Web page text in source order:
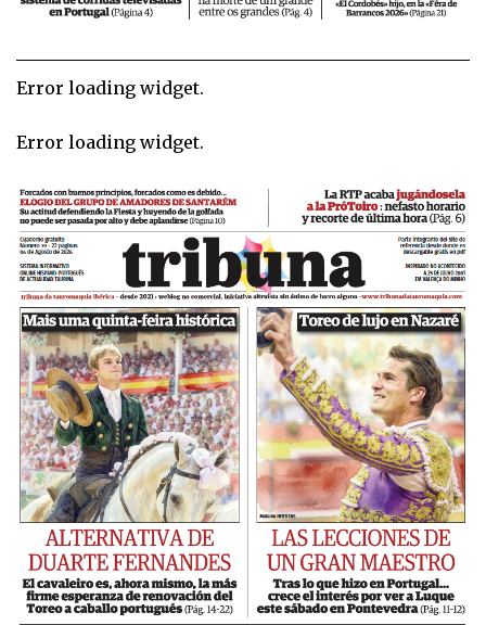
Error loading widget.
Error loading widget.